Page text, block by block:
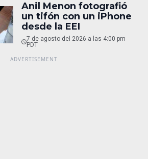
Anil Menon fotografió
un tifón con un iPhone
desde la EEI
7 de agosto del 2026 a las 4:00 pm
PDT